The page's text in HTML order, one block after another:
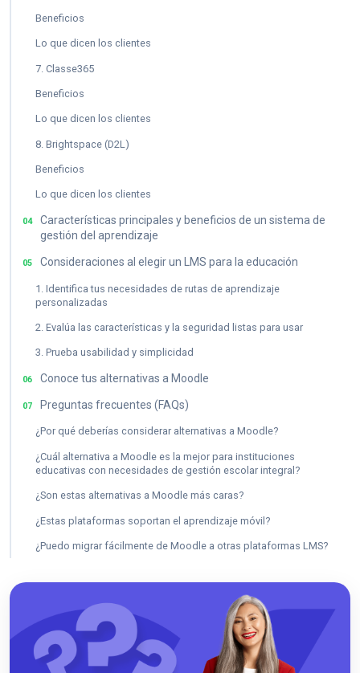
Beneficios
Lo que dicen los clientes
7. Classe365
Beneficios
Lo que dicen los clientes
8. Brightspace (D2L)
Beneficios
Lo que dicen los clientes
04
Características principales y beneficios de un sistema de
gestión del aprendizaje
05 Consideraciones al elegir un LMS para la educación
1. Identifica tus necesidades de rutas de aprendizaje
personalizadas
2. Evalúa las características y la seguridad listas para usar
3. Prueba usabilidad y simplicidad
06 Conoce tus alternativas a Moodle
07 Preguntas frecuentes (FAQs)
¿Por qué deberías considerar alternativas a Moodle?
¿Cuál alternativa a Moodle es la mejor para instituciones
educativas con necesidades de gestión escolar integral?
¿Son estas alternativas a Moodle más caras?
¿Estas plataformas soportan el aprendizaje móvil?
¿Puedo migrar fácilmente de Moodle a otras plataformas LMS?